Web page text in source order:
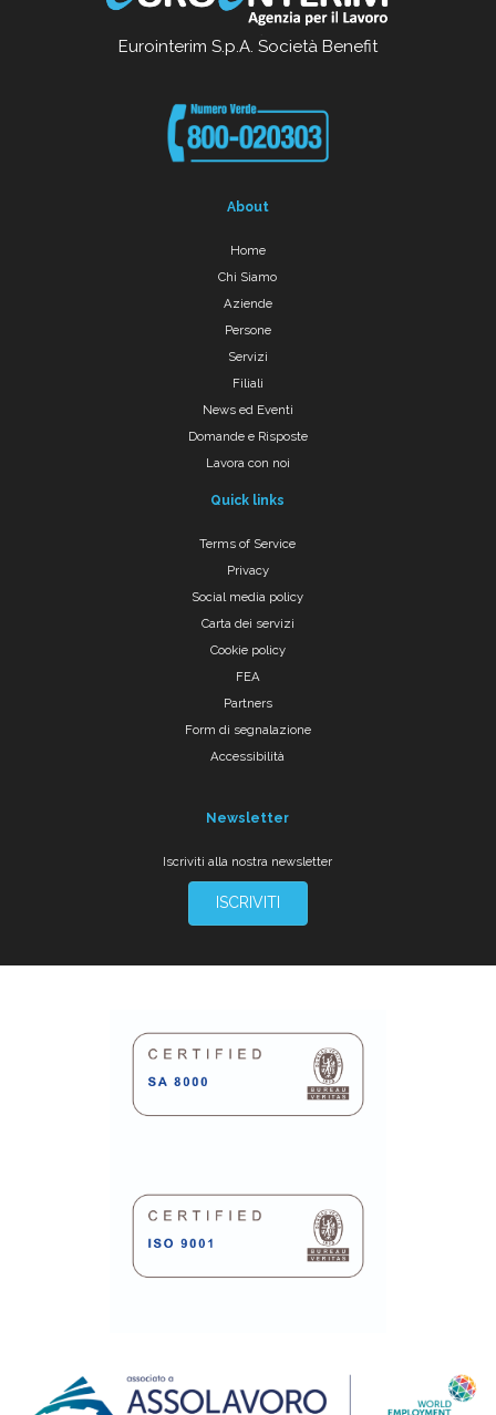
Eurointerim S.p.A. Società Benefit
About
Home
Chi Siamo
Aziende
Persone
Servizi
Filiali
News ed Eventi
Domande e Risposte
Lavora con noi
Quick links
Terms of Service
Privacy
Social media policy
Carta dei servizi
Cookie policy
FEA
Partners
Form di segnalazione
Accessibilità
Newsletter
Iscriviti alla nostra newsletter
ISCRIVITI